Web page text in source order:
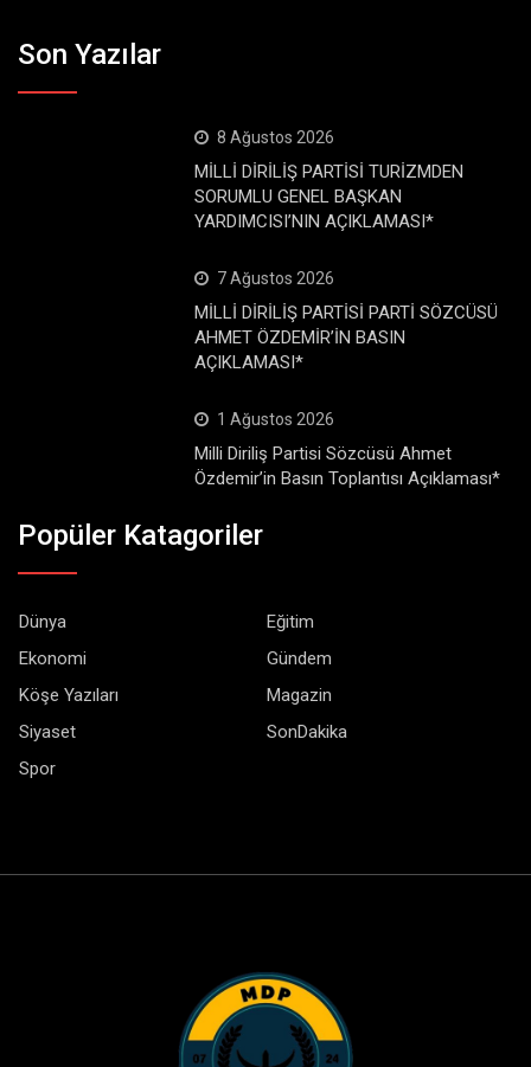
Son Yazılar
8 Ağustos 2026
MİLLİ DİRİLİŞ PARTİSİ TURİZMDEN
SORUMLU GENEL BAŞKAN
YARDIMCISI’NIN AÇIKLAMASI*
7 Ağustos 2026
MİLLİ DİRİLİŞ PARTİSİ PARTİ SÖZCÜSÜ
AHMET ÖZDEMİR’İN BASIN
AÇIKLAMASI*
1 Ağustos 2026
Milli Diriliş Partisi Sözcüsü Ahmet
Özdemir’in Basın Toplantısı Açıklaması*
Popüler Katagoriler
Dünya
Eğitim
Ekonomi
Gündem
Köşe Yazıları
Magazin
Siyaset
SonDakika
Spor